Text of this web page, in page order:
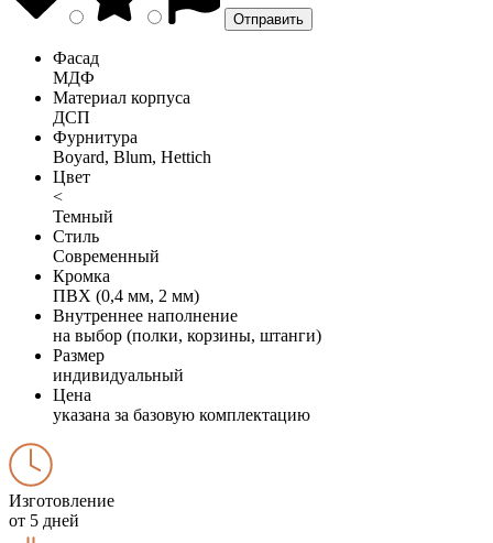
Фасад
МДФ
Материал корпуса
ДСП
Фурнитура
Boyard, Blum, Hettich
Цвет
<
Темный
Стиль
Современный
Кромка
ПВХ (0,4 мм, 2 мм)
Внутреннее наполнение
на выбор (полки, корзины, штанги)
Размер
индивидуальный
Цена
указана за базовую комплектацию
Изготовление
от 5 дней